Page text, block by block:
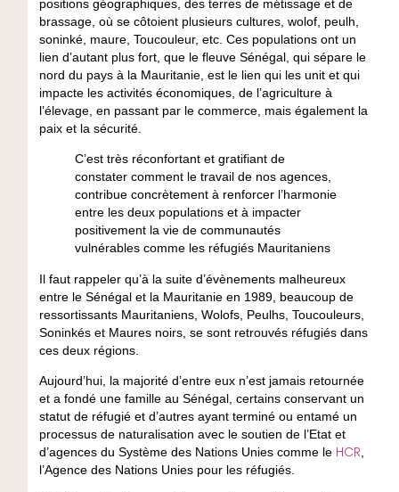
positions géographiques, des terres de métissage et de
brassage, où se côtoient plusieurs cultures, wolof, peulh,
soninké, maure, Toucouleur, etc. Ces populations ont un
lien d’autant plus fort, que le fleuve Sénégal, qui sépare le
nord du pays à la Mauritanie, est le lien qui les unit et qui
impacte les activités économiques, de l’agriculture à
l’élevage, en passant par le commerce, mais également la
paix et la sécurité.
C’est très réconfortant et gratifiant de
constater comment le travail de nos agences,
contribue concrètement à renforcer l’harmonie
entre les deux populations et à impacter
positivement la vie de communautés
vulnérables comme les réfugiés Mauritaniens
Il faut rappeler qu’à la suite d’évènements malheureux
entre le Sénégal et la Mauritanie en 1989, beaucoup de
ressortissants Mauritaniens, Wolofs, Peulhs, Toucouleurs,
Soninkés et Maures noirs, se sont retrouvés réfugiés dans
ces deux régions.
Aujourd’hui, la majorité d’entre eux n’est jamais retournée
et a fondé une famille au Sénégal, certains conservant un
statut de réfugié et d’autres ayant terminé ou entamé un
processus de naturalisation avec le soutien de l’Etat et
d’agences du Système des Nations Unies comme le HCR
l’Agence des Nations Unies pour les réfugiés.